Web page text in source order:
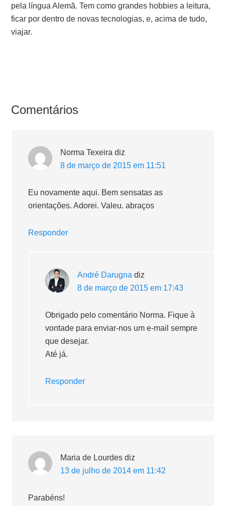
pela língua Alemã. Tem como grandes hobbies a leitura,
ficar por dentro de novas tecnologias, e, acima de tudo,
viajar.
Comentários
Norma Texeira diz
8 de março de 2015 em 11:51
Eu novamente aqui. Bem sensatas as
orientações. Adorei. Valeu. abraços
Responder
André Darugna diz
8 de março de 2015 em 17:43
Obrigado pelo comentário Norma. Fique à
vontade para enviar-nos um e-mail sempre
que desejar.
Até já.
Responder
Maria de Lourdes diz
13 de julho de 2014 em 11:42
Parabéns!